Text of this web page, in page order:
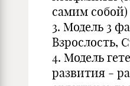
самим собой)
3. Модель 3
Взрослость,
4. Модель
развития -